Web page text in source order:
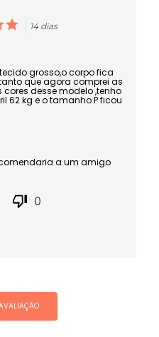
14 dias
grosso,o corpo fica
que agora comprei as
desse modelo ,tenho
62 kg e o tamanho P ficou
a um amigo
0